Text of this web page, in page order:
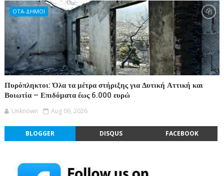
ΟΤΑ-ΔΗΜΟΙ
Πυρόπληκτοι: Όλα τα μέτρα στήριξης για Δυτική Αττική και
Βοιωτία – Επιδόματα έως 6.000 ευρώ
Unknown Aug 06, 2026
BLOGGER DISQUS FACEBOOK